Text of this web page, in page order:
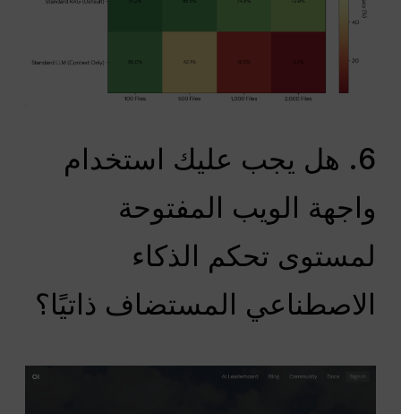
6. هل يجب عليك استخدام
واجهة الويب المفتوحة
لمستوى تحكم الذكاء
الاصطناعي المستضاف ذاتيًا؟